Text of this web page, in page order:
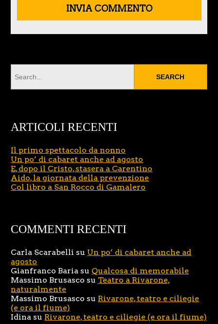
ARTICOLI RECENTI
Il primo spettacolo da nonno
Un po’ di cabaret anche ad agosto
E, dopo il Cristo, stasera a Carentino
Aido, la giornata della prevenzione
Col libro a San Rocco di Gamalero
COMMENTI RECENTI
Carla Scarabelli su Un po’ di cabaret anche ad
agosto
Gianfranco Baria su Qualcosa di memorabile
Massimo Brusasco su Teatro a Rivarone,
naturalmente
Massimo Brusasco su Rivarone, teatro e ciliegie
(e ora il fiume)
Idina su Rivarone, teatro e ciliegie (e ora il fiume)